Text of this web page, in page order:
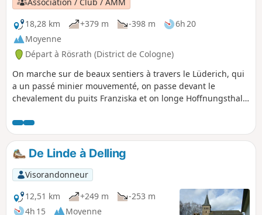
18,28 km
+379 m -398 m
6h 20
Moyenne
Départ à Rösrath (District de Cologne)
On marche sur de beaux sentiers à travers le Lüderich, qui
a un passé minier mouvementé, on passe devant le
chevalement du puits Franziska et on longe Hoffnungsthal.
distillerie de céréales, on traverse la vallée du Kupfersiefer
Bach et, derrière Oberschönrath, on atteint un point de vue
sur la baie de Cologne et le Siebengebirge. En passant par
le moulin de Gammersbach et le pittoresque village à
colombages de Muchensiefen, nous arrivons à Kreuznaaf,
au bord du Naafbach.
De Linde à Delling
Visorandonneur
12,51 km
+249 m
-253 m
4h 15
Moyenne